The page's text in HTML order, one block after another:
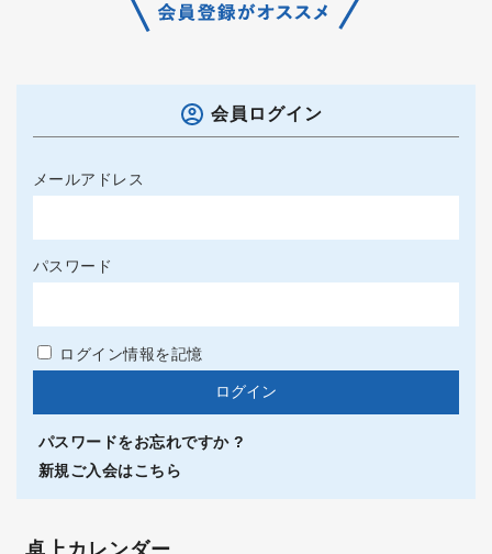
会員ログイン
メールアドレス
パスワード
ログイン情報を記憶
パスワードをお忘れですか ?
新規ご入会はこちら